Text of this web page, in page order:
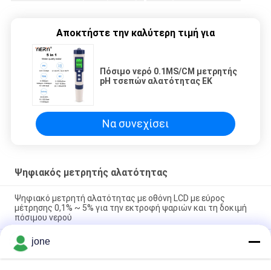
Αποκτήστε την καλύτερη τιμή για
Πόσιμο νερό 0.1MS/CM μετρητής
pH τσεπών αλατότητας ΕΚ
Να συνεχίσει
Ψηφιακός μετρητής αλατότητας
Ψηφιακό μετρητή αλατότητας με οθόνη LCD με εύρος
μέτρησης 0,1% ~ 5% για την εκτροφή ψαριών και τη δοκιμή
πόσιμου νερού
Αδιάβροχο Ψηφιακό Αλατόμετρο με Εύρος Μέτρησης
0~199.9ppt και Αντιστάθμιση Θερμοκρασίας 0~50°C
jone